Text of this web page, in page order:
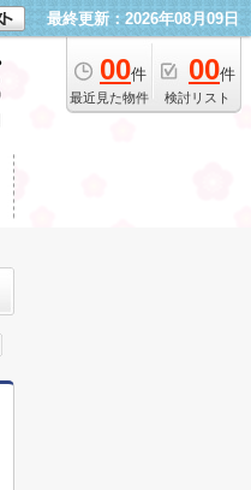
最終更新：2026年08月09日
00件
最近見た物件
00件
検討リスト